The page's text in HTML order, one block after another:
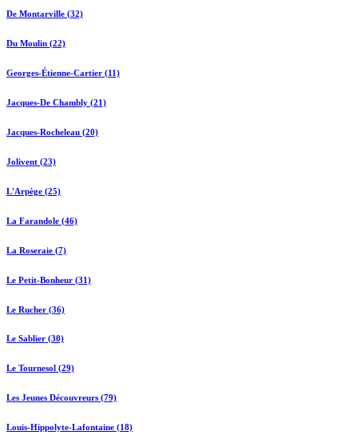
De Montarville (32)
Du Moulin (22)
Georges-Étienne-Cartier (11)
Jacques-De Chambly (21)
Jacques-Rocheleau (20)
Jolivent (23)
L'Arpège (25)
La Farandole (46)
La Roseraie (7)
Le Petit-Bonheur (31)
Le Rucher (36)
Le Sablier (30)
Le Tournesol (29)
Les Jeunes Découvreurs (79)
Louis-Hippolyte-Lafontaine (18)